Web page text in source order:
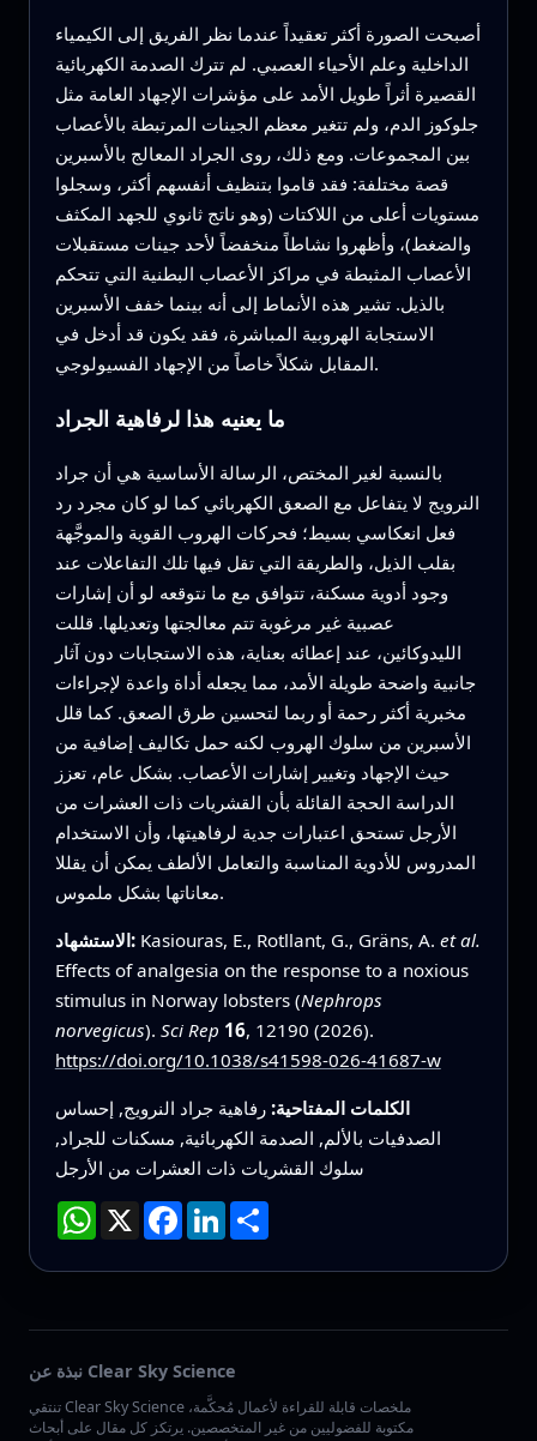
أصبحت الصورة أكثر تعقيداً عندما نظر الفريق إلى الكيمياء
الداخلية وعلم الأحياء العصبي. لم تترك الصدمة الكهربائية
القصيرة أثراً طويل الأمد على مؤشرات الإجهاد العامة مثل
جلوكوز الدم، ولم تتغير معظم الجينات المرتبطة بالأعصاب
بين المجموعات. ومع ذلك، روى الجراد المعالج بالأسبرين
قصة مختلفة: فقد قاموا بتنظيف أنفسهم أكثر، وسجلوا
مستويات أعلى من اللاكتات (وهو ناتج ثانوي للجهد المكثف
والضغط)، وأظهروا نشاطاً منخفضاً لأحد جينات مستقبلات
الأعصاب المثبطة في مراكز الأعصاب البطنية التي تتحكم
بالذيل. تشير هذه الأنماط إلى أنه بينما خفف الأسبرين
الاستجابة الهروبية المباشرة، فقد يكون قد أدخل في
المقابل شكلاً خاصاً من الإجهاد الفسيولوجي.
ما يعنيه هذا لرفاهية الجراد
بالنسبة لغير المختص، الرسالة الأساسية هي أن جراد
النرويج لا يتفاعل مع الصعق الكهربائي كما لو كان مجرد رد
فعل انعكاسي بسيط؛ فحركات الهروب القوية والموجَّهة
بقلب الذيل، والطريقة التي تقل فيها تلك التفاعلات عند
وجود أدوية مسكنة، تتوافق مع ما نتوقعه لو أن إشارات
عصبية غير مرغوبة تتم معالجتها وتعديلها. قللت
الليدوكائين، عند إعطائه بعناية، هذه الاستجابات دون آثار
جانبية واضحة طويلة الأمد، مما يجعله أداة واعدة لإجراءات
مخبرية أكثر رحمة أو ربما لتحسين طرق الصعق. كما قلل
الأسبرين من سلوك الهروب لكنه حمل تكاليف إضافية من
حيث الإجهاد وتغيير إشارات الأعصاب. بشكل عام، تعزز
الدراسة الحجة القائلة بأن القشريات ذات العشرات من
الأرجل تستحق اعتبارات جدية لرفاهيتها، وأن الاستخدام
المدروس للأدوية المناسبة والتعامل الألطف يمكن أن يقللا
معاناتها بشكل ملموس.
الاستشهاد: Kasiouras, E., Rotllant, G., Gräns, A. et al.
Effects of analgesia on the response to a noxious
stimulus in Norway lobsters (Nephrops
norvegicus). Sci Rep 16, 12190 (2026).
https://doi.org/10.1038/s41598-026-41687-w
الكلمات المفتاحية:رفاهية جراد النرويج, إحساس
الصدفيات بالألم, الصدمة الكهربائية, مسكنات للجراد,
سلوك القشريات ذات العشرات من الأرجل
WhatsApp
X Facebook
LinkedIn
انشر
نبذة عن Clear Sky Science
تنتقي Clear Sky Science ملخصات قابلة للقراءة لأعمال مُحكَّمة،
مكتوبة للفضوليين من غير المتخصصين. يرتكز كل مقال على أبحاث